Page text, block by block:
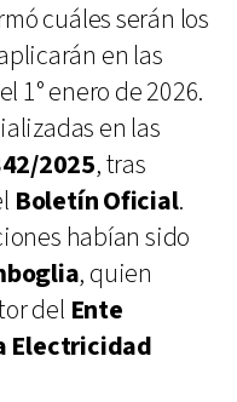
cuáles serán los
en las
1° enero de 2026.
en las
2025, tras
Boletín Oficial.
habían sido
, quien
del Ente
Electricidad